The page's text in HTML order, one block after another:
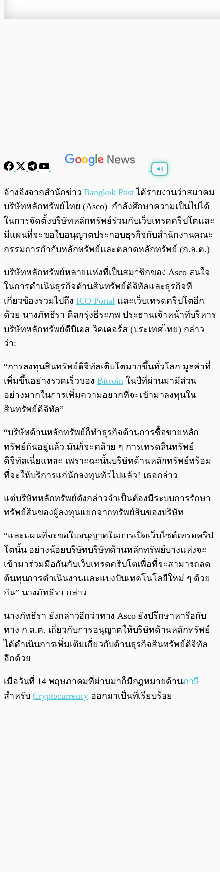
พร้อมเล่น /
อ้างอิงจากสำนักข่าว Bangkok Post ได้รายงานว่าสมาคม
บริษัทหลักทรัพย์ไทย (Asco) กำลังศึกษาความเป็นไปได้
ในการจัดตั้งบริษัทหลักทรัพย์ร่วมกับเว็บเทรดคริปโตและ
มีแผนที่จะขอใบอนุญาตประกอบธุรกิจกับสำนักงานคณะ
กรรมการกำกับหลักทรัพย์และตลาดหลักทรัพย์ (ก.ล.ต.)
บริษัทหลักทรัพย์หลายแห่งที่เป็นสมาชิกของ Asco สนใจ
ในการดำเนินธุรกิจด้านสินทรัพย์ดิจิทัลและธุรกิจที่
เกี่ยวข้องรวมไปถึง ICO Portal และเว็บเทรดคริปโตอีก
ด้วย นางภัทธีรา ดิลกรุ่งธีระภพ ประธานเจ้าหน้าที่บริหาร
บริษัทหลักทรัพย์ดีบีเอส วิคเคอร์ส (ประเทศไทย) กล่าว
ว่า:
“การลงทุนสินทรัพย์ดิจิทัลเติบโตมากขึ้นทั่วโลก มูลค่าที่
เพิ่มขึ้นอย่างรวดเร็วของ Bitcoin ในปีที่ผ่านมามีส่วน
อย่างมากในการเพิ่มความอยากที่จะเข้ามาลงทุนใน
สินทรัพย์ดิจิทัล”
“บริษัทด้านหลักทรัพย์ก็ทำธุรกิจด้านการซื้อขายหลัก
ทรัพย์กันอยู่แล้ว มันก็จะคล้าย ๆ การเทรดสินทรัพย์
ดิจิทัลเนี่ยแหละ เพราะฉะนั้นบริษัทด้านหลักทรัพย์พร้อม
ที่จะให้บริการแก่นักลงทุนทั่วไปแล้ว” เธอกล่าว
แต่บริษัทหลักทรัพย์ดังกล่าวจำเป็นต้องมีระบบการรักษา
ทรัพย์สินของผู้ลงทุนแยกจากทรัพย์สินของบริษัท
“และแผนที่จะขอใบอนุญาตในการเปิดเว็บไซต์เทรดคริป
โตนั้น อย่างน้อยบริษัทบริษัทด้านหลักทรัพย์บางแห่งจะ
เข้ามาร่วมมือกันกับเว็บเทรดคริปโตเพื่อที่จะสามารถลด
ต้นทุนการดำเนินงานและแบ่งปันเทคโนโลยีใหม่ ๆ ด้วย
กัน” นางภัทธีรา กล่าว
นางภัทธีรา ยังกล่าวอีกว่าทาง Asco ยังปรึกษาหารือกับ
ทาง ก.ล.ต. เกี่ยวกับการอนุญาตให้บริษัทด้านหลักทรัพย์
ได้ดำเนินการเพิ่มเติมเกี่ยวกับด้านธุรกิจสินทรัพย์ดิจิทัล
อีกด้วย
เมื่อวันที่ 14 พฤษภาคมที่ผ่านมาก็มีกฎหมายด้านภาษี
สำหรับ Cryptocurrency ออกมาเป็นที่เรียบร้อย